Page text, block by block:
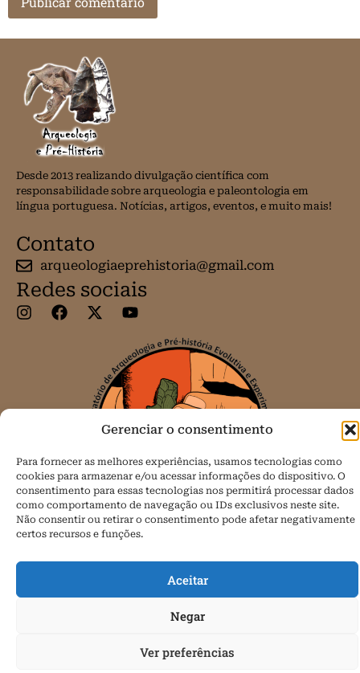
Gerenciar o consentimento
Para fornecer as melhores experiências, usamos tecnologias como
cookies para armazenar e/ou acessar informações do dispositivo. O
consentimento para essas tecnologias nos permitirá processar dados
como comportamento de navegação ou IDs exclusivos neste site.
Não consentir ou retirar o consentimento pode afetar negativamente
certos recursos e funções.
Aceitar
Negar
Ver preferências
Desde 2013 realizando divulgação científica com
responsabilidade sobre arqueologia e paleontologia em
língua portuguesa. Notícias, artigos, eventos, e muito mais!
Contato
arqueologiaeprehistoria@gmail.com
Redes sociais